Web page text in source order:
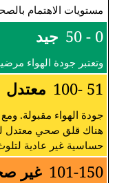
مستويات الاهتمام
0 - 50 جيد
وتعتبر جودة الهواء
51 -100 معتدل
جودة الهواء مقبولة.
هناك قلق صحي معتدل
حساسية غير عادية لتلوث
101-150 غير